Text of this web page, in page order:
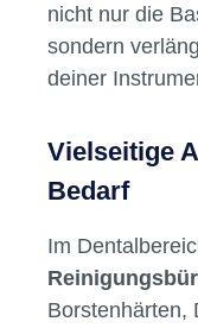
nicht nur die
sondern
deiner
Vielseitige
Bedarf
Im
Borstenhärten,